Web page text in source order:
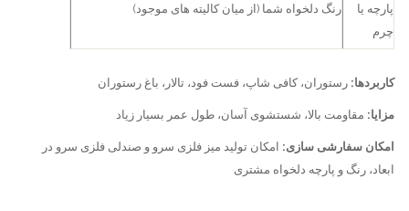
پارچه یا
چرم
رنگ دلخواه شما (از میان کالیته های موجود)
کاربردها: رستوران، کافی شاپ، فست فود، تالار، باغ رستوران
مزایا: مقاومت بالا، شستشوی آسان، طول عمر بسیار زیاد
امکان سفارشی سازی: امکان تولید میز فلزی سرو و صندلی فلزی سرو در
ابعاد، رنگ و پارچه دلخواه مشتری